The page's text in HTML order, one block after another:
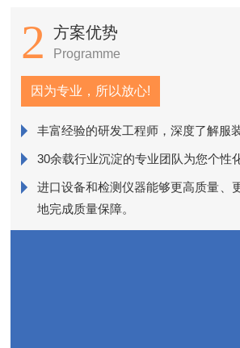
2 方案优势
Programme
因为专业，所以放心!
丰富经验的研发工程师，深度了解服
30余载行业沉淀的专业团队为您个性
进口设备和检测仪器能够更高质量、
地完成质量保障。